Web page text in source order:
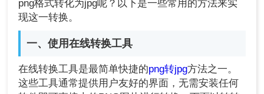
png格式转化为jpg呢？以下是一些常用的方法来实
现这一转换。
一、使用在线转换工具
在线转换工具是最简单快捷的png转jpg方法之一。
这些工具通常提供用户友好的界面，无需安装任何